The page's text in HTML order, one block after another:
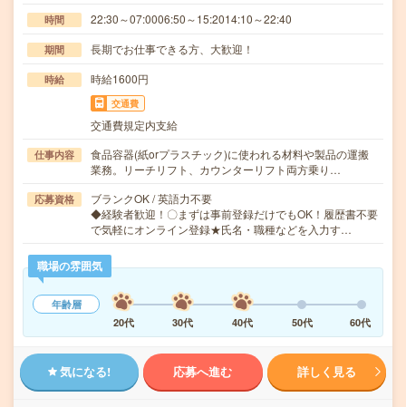
時間 22:30～07:0006:50～15:2014:10～22:40
期間 長期でお仕事できる方、大歓迎！
時給 時給1600円
交通費
交通費規定内支給
仕事内容
食品容器(紙orプラスチック)に使われる材料や製品の運搬
業務。リーチリフト、カウンターリフト両方乗り…
応募資格
ブランクOK / 英語力不要
◆経験者歓迎！〇まずは事前登録だけでもOK！履歴書不要
で気軽にオンライン登録★氏名・職種などを入力す…
職場の雰囲気
年齢層
20代
30代 40代 50代 60代
気になる! 応募へ進む 詳しく見る